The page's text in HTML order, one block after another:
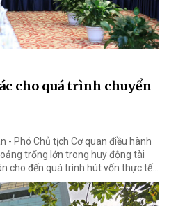
cho quá trình chuyển
- Phó Chủ tịch Cơ quan điều hành
trống lớn trong huy động tài
cho đến quá trình hút vốn thực tế...